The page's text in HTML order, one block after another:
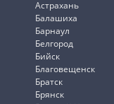
Астрахань
Балашиха
Барнаул
Белгород
Бийск
Благовещенск
Братск
Брянск